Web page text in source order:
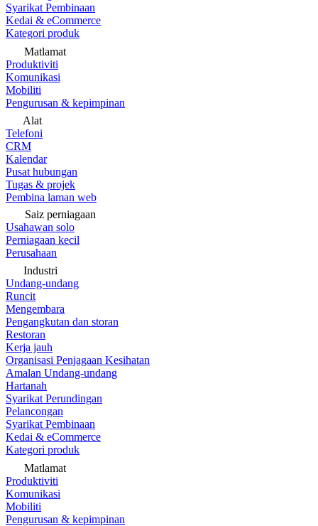
Syarikat Pembinaan
Kedai & eCommerce
Kategori produk
Matlamat
Produktiviti
Komunikasi
Mobiliti
Pengurusan & kepimpinan
Alat
Telefoni
CRM
Kalendar
Pusat hubungan
Tugas & projek
Pembina laman web
Saiz perniagaan
Usahawan solo
Perniagaan kecil
Perusahaan
Industri
Undang-undang
Runcit
Mengembara
Pengangkutan dan storan
Restoran
Kerja jauh
Organisasi Penjagaan Kesihatan
Amalan Undang-undang
Hartanah
Syarikat Perundingan
Pelancongan
Syarikat Pembinaan
Kedai & eCommerce
Kategori produk
Matlamat
Produktiviti
Komunikasi
Mobiliti
Pengurusan & kepimpinan